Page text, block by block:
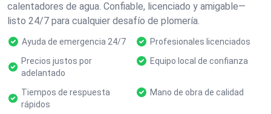
calentadores de agua. Confiable, licenciado y amigable—
listo 24/7 para cualquier desafío de plomería.
Ayuda de emergencia 24/7
Profesionales licenciados
Precios justos por
adelantado
Equipo local de confianza
Tiempos de respuesta
rápidos
Mano de obra de calidad